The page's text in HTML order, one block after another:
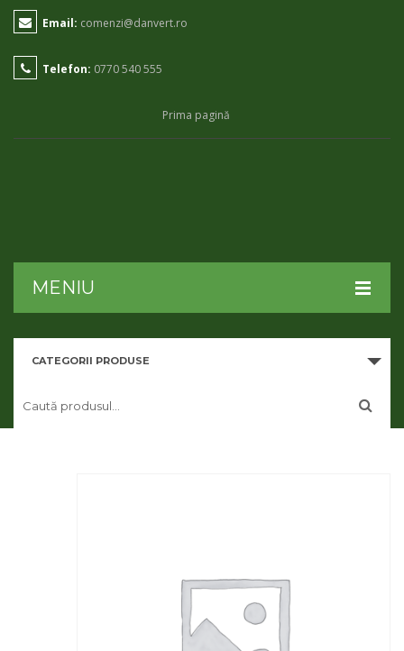
Email: comenzi@danvert.ro
Telefon: 0770 540 555
Prima pagină
MENIU
HOME
CONTUL MEU
CATEGORII PRODUSE